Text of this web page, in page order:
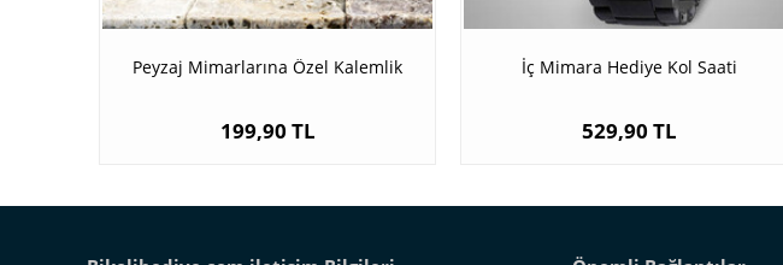
Peyzaj Mimarlarına Özel Kalemlik
199,90 TL
İç Mimara Hediye Kol Saati
529,90 TL